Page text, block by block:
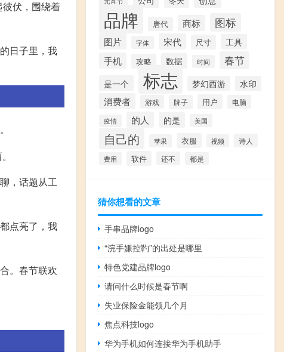
伏，围绕着
日子里，我
，话题从工
点亮了，我
。春节联欢
品牌 唐代 商标 图标
图片 字体 宋代 尺寸 工具
手机 攻略 数据 时间 春节
是一个 标志 梦幻西游 水印
消费者 游戏 牌子 用户 电脑
疫情 的人 的是 美国
自己的 苹果 衣服 视频 诗人
费用 软件 还不 都是
猜你想看的文章
手串品牌logo
“浣手嫌控靮”的出处是哪里
特色党建品牌logo
请问什么时候是春节啊
失业保险金能领几个月
焦点科技logo
华为手机如何连接华为手机助手